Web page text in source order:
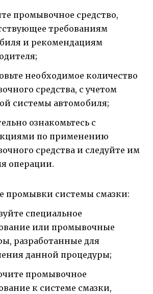
промывочное средство,
требованиям
и рекомендациям
необходимое количество
средства, с учетом
системы автомобиля;
ознакомьтесь с
по применению
средства и следуйте им
операции.
промывки системы смазки:
специальное
или промывочные
разработанные для
данной процедуры;
промывочное
к системе смазки,